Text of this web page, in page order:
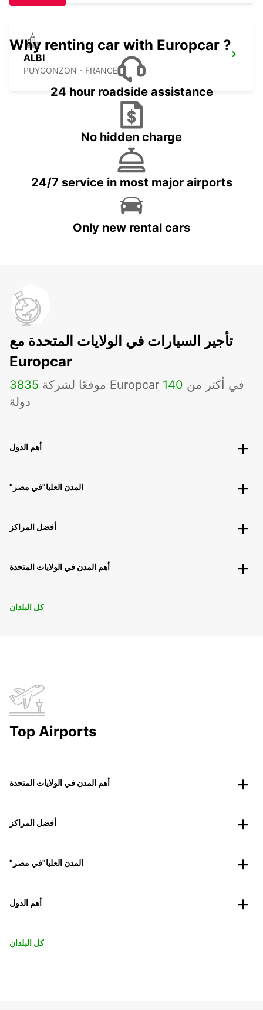
ALBI
PUYGONZON - FRANCE
Why renting car with Europcar ?
24 hour roadside assistance
No hidden charge
24/7 service in most major airports
Only new rental cars
تأجير السيارات في الولايات المتحدة مع
Europcar
3835 موقعًا لشركة Europcar في أكثر من 140
دولة
أهم الدول
"المدن العليا"في مصر
أفضل المراكز
أهم المدن في الولايات المتحدة
كل البلدان
Top Airports
أهم المدن في الولايات المتحدة
أفضل المراكز
"المدن العليا"في مصر
أهم الدول
كل البلدان